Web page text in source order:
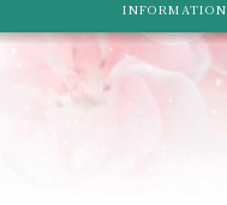
INFORMATION